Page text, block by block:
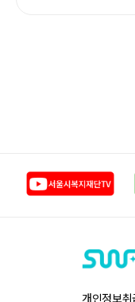
개인정보취